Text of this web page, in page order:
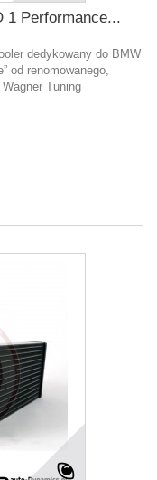
1 Performance...
dedykowany do BMW
od renomowanego,
Tuning